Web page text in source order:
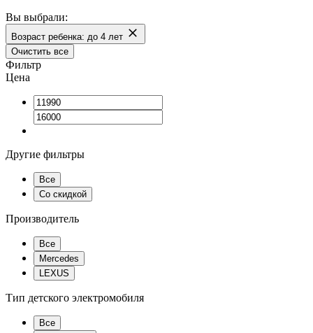
Вы выбрали:
Возраст ребенка: до 4 лет
Очистить все
Фильтр
Цена
Другие фильтры
Все
Со скидкой
Производитель
Все
Mercedes
LEXUS
Тип детского электромобиля
Все